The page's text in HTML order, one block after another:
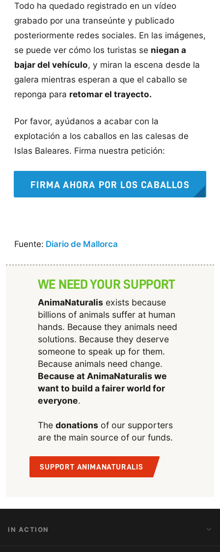
Todo ha quedado registrado en un vídeo
grabado por una transeúnte y publicado
posteriormente redes sociales. En las imágenes,
se puede ver cómo los turistas se niegan a
bajar del vehículo, y miran la escena desde la
galera mientras esperan a que el caballo se
reponga para retomar el trayecto.
Por favor, ayúdanos a acabar con la
explotación a los caballos en las calesas de
Islas Baleares. Firma nuestra petición:
FIRMA AHORA POR LOS CABALLOS
Fuente: Diario de Mallorca
WE NEED YOUR SUPPORT
AnimaNaturalisexists because
billions of animals suffer at human
hands. Because they animals need
solutions. Because they deserve
someone to speak up for them.
Because animals need change.
Because at AnimaNaturalis we
want to build a fairer world for
everyone.
The donationsof our supporters
are the main source of our funds.
SUPPORT ANIMANATURALIS
IN ACTION